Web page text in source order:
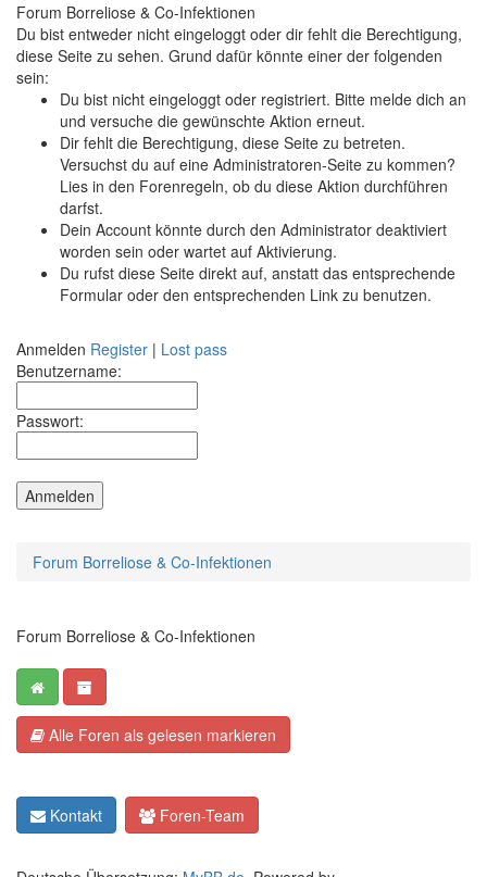
Forum Borreliose & Co-Infektionen
Du bist entweder nicht eingeloggt oder dir fehlt die Berechtigung,
diese Seite zu sehen. Grund dafür könnte einer der folgenden
sein:
Du bist nicht eingeloggt oder registriert. Bitte melde dich an
und versuche die gewünschte Aktion erneut.
Dir fehlt die Berechtigung, diese Seite zu betreten.
Versuchst du auf eine Administratoren-Seite zu kommen?
Lies in den Forenregeln, ob du diese Aktion durchführen
darfst.
Dein Account könnte durch den Administrator deaktiviert
worden sein oder wartet auf Aktivierung.
Du rufst diese Seite direkt auf, anstatt das entsprechende
Formular oder den entsprechenden Link zu benutzen.
Anmelden Register | Lost pass
Benutzername:
Passwort:
Forum Borreliose & Co-Infektionen
Forum Borreliose & Co-Infektionen
Alle Foren als gelesen markieren
Kontakt Foren-Team